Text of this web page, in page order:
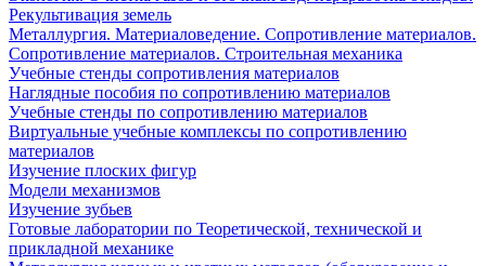
Рекультивация земель
Металлургия. Материаловедение. Сопротивление материалов.
Сопротивление материалов. Строительная механика
Учебные стенды сопротивления материалов
Наглядные пособия по сопротивлению материалов
Учебные стенды по сопротивлению материалов
Виртуальные учебные комплексы по сопротивлению
материалов
Изучение плоских фигур
Модели механизмов
Изучение зубьев
Готовые лаборатории по Теоретической, технической и
прикладной механике